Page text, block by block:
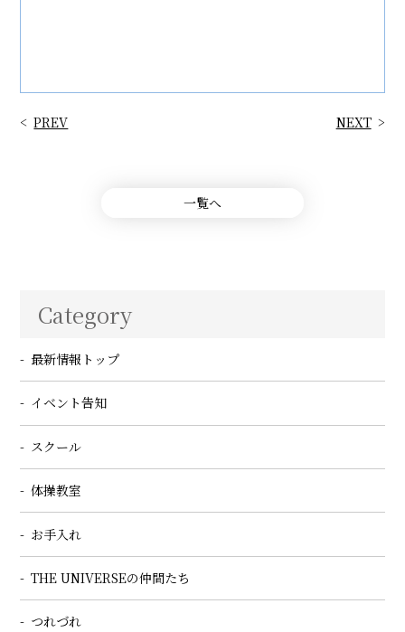
PREV NEXT
一覧へ
Category
最新情報トップ
イベント告知
スクール
体操教室
お手入れ
THE UNIVERSEの仲間たち
つれづれ